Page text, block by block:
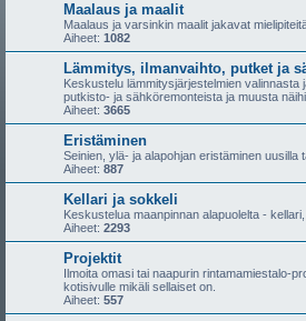
Maalaus ja maalit
Maalaus ja varsinkin maalit jakavat
Aiheet: 1082
Lämmitys, ilmanvaihto, putket ja
Keskustelu lämmitysjärjestelmien valinnasta
putkisto- ja sähköremonteista ja muusta
Aiheet: 3665
Eristäminen
Seinien, ylä- ja alapohjan eristäminen uusilla
Aiheet: 887
Kellari ja sokkeli
Keskustelua maanpinnan alapuolelta -
Aiheet: 2293
Projektit
Ilmoita omasi tai naapurin rintamamiestalo-
kotisivulle mikäli sellaiset on.
Aiheet: 557